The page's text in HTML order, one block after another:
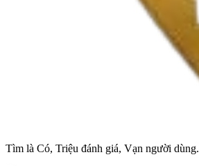
Tìm là Có, Triệu đánh giá, Vạn người dùng.